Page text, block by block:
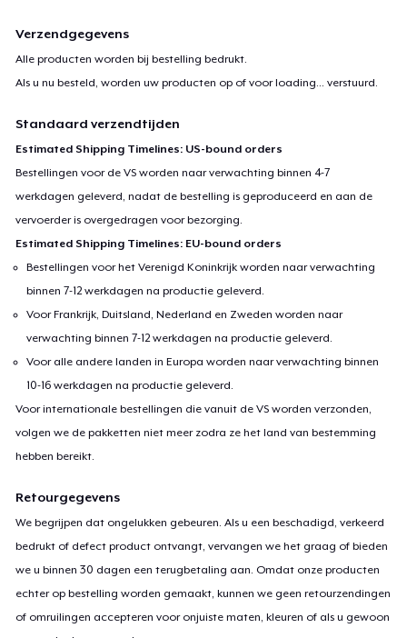
Verzendgegevens
Alle producten worden bij bestelling bedrukt.
Als u nu besteld, worden uw producten op of voorloading... verstuurd.
Standaard verzendtijden
Estimated Shipping Timelines: US-bound orders
Bestellingen voor de VS worden naar verwachting binnen 4-7
werkdagen geleverd, nadat de bestelling is geproduceerd en aan de
vervoerder is overgedragen voor bezorging.
Estimated Shipping Timelines: EU-bound orders
Bestellingen voor het Verenigd Koninkrijk worden naar verwachting
binnen 7-12 werkdagen na productie geleverd.
Voor Frankrijk, Duitsland, Nederland en Zweden worden naar
verwachting binnen 7-12 werkdagen na productie geleverd.
Voor alle andere landen in Europa worden naar verwachting binnen
10-16 werkdagen na productie geleverd.
Voor internationale bestellingen die vanuit de VS worden verzonden,
volgen we de pakketten niet meer zodra ze het land van bestemming
hebben bereikt.
Retourgegevens
We begrijpen dat ongelukken gebeuren. Als u een beschadigd, verkeerd
bedrukt of defect product ontvangt, vervangen we het graag of bieden
we u binnen 30 dagen een terugbetaling aan. Omdat onze producten
echter op bestelling worden gemaakt, kunnen we geen retourzendingen
of omruilingen accepteren voor onjuiste maten, kleuren of als u gewoon